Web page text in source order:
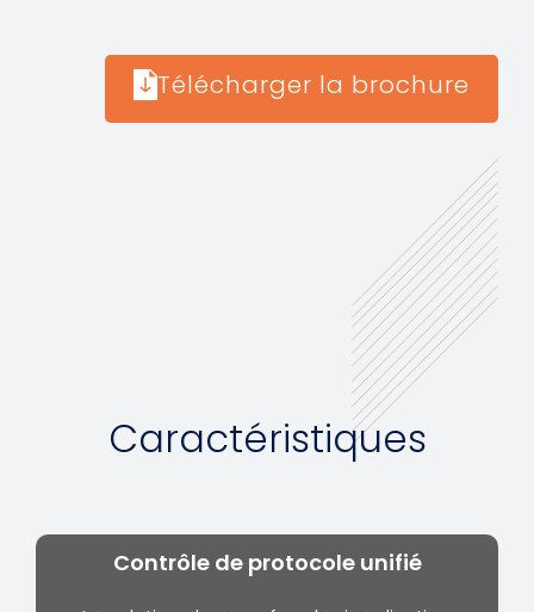
Télécharger la brochure
Caractéristiques
Contrôle de protocole unifié